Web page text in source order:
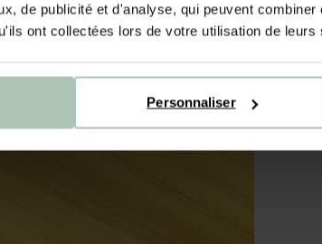
de publicité et d'analyse, qui peuvent
ont collectées lors de votre utilisation de leurs
Personnaliser